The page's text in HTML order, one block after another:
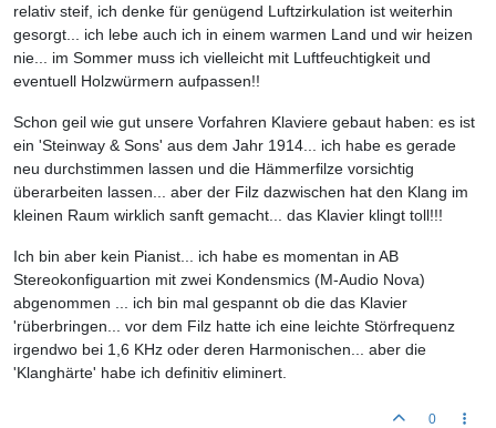
relativ steif, ich denke für genügend Luftzirkulation ist weiterhin
gesorgt... ich lebe auch ich in einem warmen Land und wir heizen
nie... im Sommer muss ich vielleicht mit Luftfeuchtigkeit und
eventuell Holzwürmern aufpassen!!
Schon geil wie gut unsere Vorfahren Klaviere gebaut haben: es ist
ein 'Steinway & Sons' aus dem Jahr 1914... ich habe es gerade
neu durchstimmen lassen und die Hämmerfilze vorsichtig
überarbeiten lassen... aber der Filz dazwischen hat den Klang im
kleinen Raum wirklich sanft gemacht... das Klavier klingt toll!!!
Ich bin aber kein Pianist... ich habe es momentan in AB
Stereokonfiguartion mit zwei Kondensmics (M-Audio Nova)
abgenommen ... ich bin mal gespannt ob die das Klavier
'rüberbringen... vor dem Filz hatte ich eine leichte Störfrequenz
irgendwo bei 1,6 KHz oder deren Harmonischen... aber die
'Klanghärte' habe ich definitiv eliminert.
0